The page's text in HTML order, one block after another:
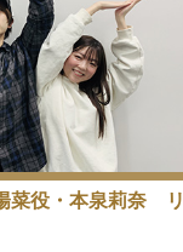
菜役・本泉莉奈 リ